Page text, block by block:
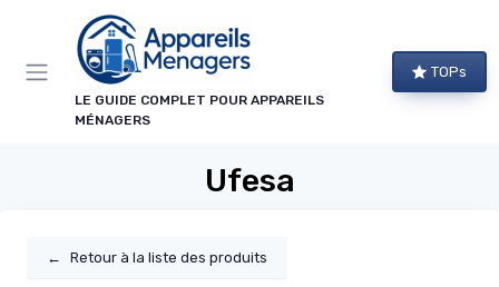
LE GUIDE COMPLET POUR APPAREILS
MÉNAGERS
TOPs
Ufesa
← Retour à la liste des produits
Panneau de gestion des cookies